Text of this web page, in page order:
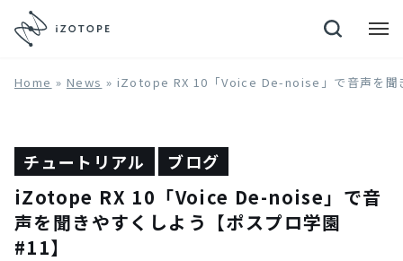
Home » News » iZotope RX 10「Voice De-noise」で音声を聞
チュートリアル ブログ
iZotope RX 10「Voice De-noise」で音
声を聞きやすくしよう【ポスプロ学園
#11】